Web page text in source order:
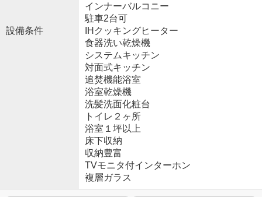
設備条件
インナーバルコニー
駐車2台可
IHクッキングヒーター
食器洗い乾燥機
システムキッチン
対面式キッチン
追焚機能浴室
浴室乾燥機
洗髪洗面化粧台
トイレ２ヶ所
浴室１坪以上
床下収納
収納豊富
TVモニタ付インターホン
複層ガラス